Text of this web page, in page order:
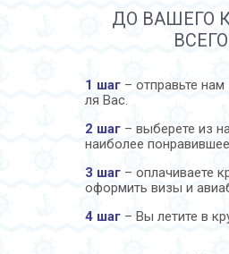
ДО ВАШЕГО
1 шаг – отправьте
ля Вас.
2 шаг – выберете из
наиболее
3 шаг – оплачиваете
оформить визы и
4 шаг – Вы летите в